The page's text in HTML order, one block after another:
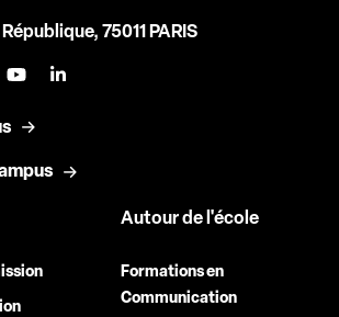
75011 PARIS
Autour de l'école
Formations en
Communication